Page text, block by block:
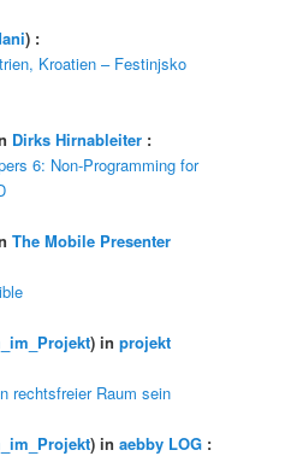
) :
Kroatien – Festinjsko
Dirks Hirnableiter :
6: Non-Programming for
The Mobile Presenter
) inprojekt
rechtsfreier Raum sein
) inaebby LOG :